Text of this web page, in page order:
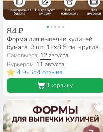
84 ₽
Форма для выпечки куличей
бумага, 3 шт, 11х8.5 см, круглая,
Мультидом, МТ8-111
Самовывоз: 12 августа
Курьером: 11 августа
4.9•354 отзыва
В корзину